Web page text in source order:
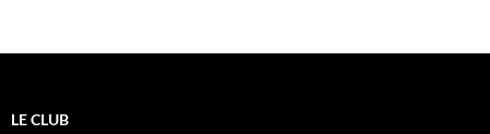
LE CLUB